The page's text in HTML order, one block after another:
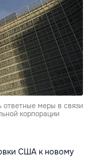
ответные меры в связи
корпорации
США к новому